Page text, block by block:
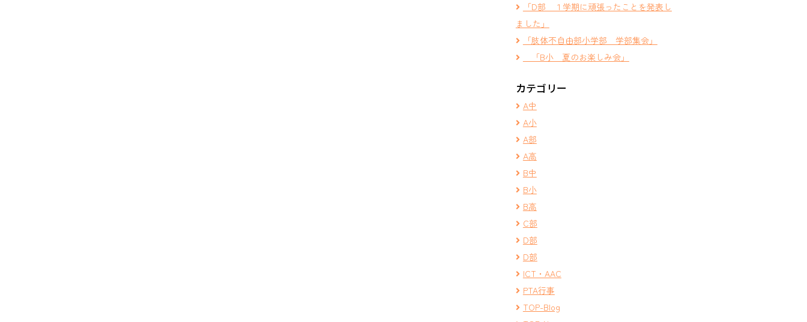
「D部 １学期に頑張ったことを発表し
ました」
「肢体不自由部小学部 学部集会」
「B小 夏のお楽しみ会」
カテゴリー
A中
A小
A部
A高
B中
B小
B高
C部
D部
D部
ICT・AAC
PTA行事
TOP-Blog